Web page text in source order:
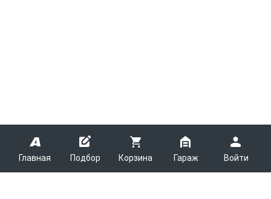
Главная Подбор Корзина Гараж Войти